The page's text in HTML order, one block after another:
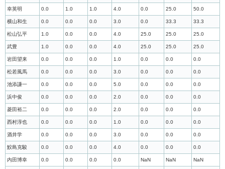
幸英明 0.0 1.0 1.0 4.0 0.0 25.0 50.0
横山和生 0.0 0.0 0.0 3.0 0.0 33.3 33.3
松山弘平 1.0 0.0 0.0 4.0 25.0 25.0 25.0
武豊 1.0 0.0 0.0 4.0 25.0 25.0 25.0
岩田望来 0.0 0.0 0.0 1.0 0.0 0.0 0.0
松若風馬 0.0 0.0 0.0 3.0 0.0 0.0 0.0
池添謙一 0.0 0.0 0.0 5.0 0.0 0.0 0.0
浜中俊 0.0 0.0 0.0 2.0 0.0 0.0 0.0
菱田裕二 0.0 0.0 0.0 2.0 0.0 0.0 0.0
西村淳也 0.0 0.0 0.0 1.0 0.0 0.0 0.0
酒井学 0.0 0.0 0.0 3.0 0.0 0.0 0.0
鮫島克駿 0.0 0.0 0.0 4.0 0.0 0.0 0.0
内田博幸 0.0 0.0 0.0 0.0 NaN NaN NaN